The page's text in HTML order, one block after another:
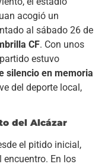
acogió un
al sábado 26 de
CF. Con unos
estuvo
silencio en memoria
del deporte local,
del Alcázar
el pitido inicial,
En los